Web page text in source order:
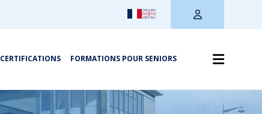
CERTIFICATIONS FORMATIONS POUR SENIORS